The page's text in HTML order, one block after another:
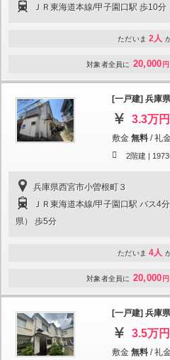
ＪＲ東海道本線/甲子園口駅 歩10分
ただいま 2人
対象者全員に 20,000 円
[一戸建] 兵庫
3.3万円
敷金 無料 /礼
2階建 |
兵庫県西宮市小曽根町３
ＪＲ東海道本線/甲子園口駅 バス4
県） 歩5分
ただいま 4人
対象者全員に 20,000 円
[一戸建] 兵庫
3.5万円
敷金 無料 /礼